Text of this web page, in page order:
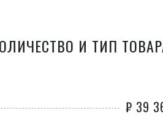
И ТИП
₽ 39